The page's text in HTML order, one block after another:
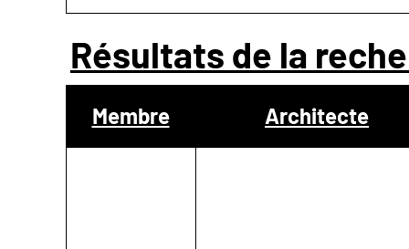
Résultats de la
Membre Architecte